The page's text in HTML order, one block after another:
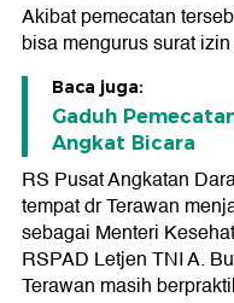
Akibat pemecatan
bisa mengurus surat
Baca juga:
Gaduh
Angkat Bicara
RS Pusat Angkatan
tempat dr Terawan
sebagai Menteri
RSPAD Letjen TNI A.
Terawan masih